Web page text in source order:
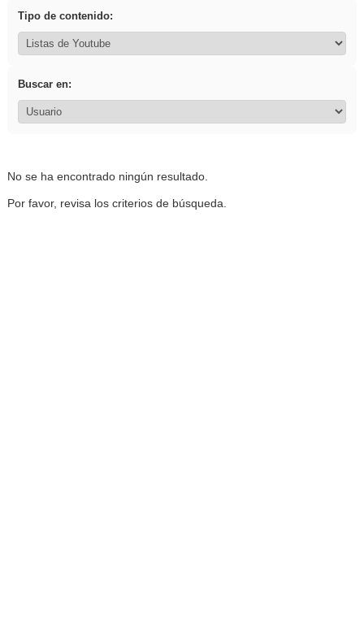
Tipo de contenido:
Buscar en:
No se ha encontrado ningún resultado.
Por favor, revisa los criterios de búsqueda.